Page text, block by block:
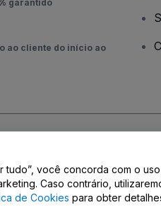
garantido
ao cliente do início ao
informações pessoais/Suas
tudo”, você concorda com o
Caso contrário,
de Cookies para obter